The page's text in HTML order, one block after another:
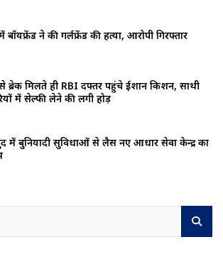
बॉयफ्रेंड ने की गर्लफ्रेंड की हत्या, आरोपी गिरफ्तार
ब्रेक मिलते ही RBI दफ्तर पहुंचे ईशान किशन, साथी
में सेल्फी लेने की लगी होड़
में बुनियादी सुविधाओं से लैस नए आधार सेवा केन्द्र का